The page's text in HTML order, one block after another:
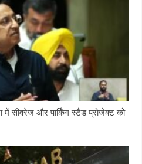
में सीवरेज और पार्किंग स्टैंड प्रोजेक्ट को